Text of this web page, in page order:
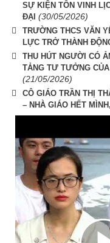
SỰ KIỆN TÔN VINH
ĐẠI (30/05/2026)
TRƯỜNG THCS VĂN
LỰC TRỞ THÀNH
THU HÚT NGƯỜI CÓ
TẢNG TƯ TƯỞNG
(21/05/2026)
CÔ GIÁO TRẦN THỊ
– NHÀ GIÁO HẾT